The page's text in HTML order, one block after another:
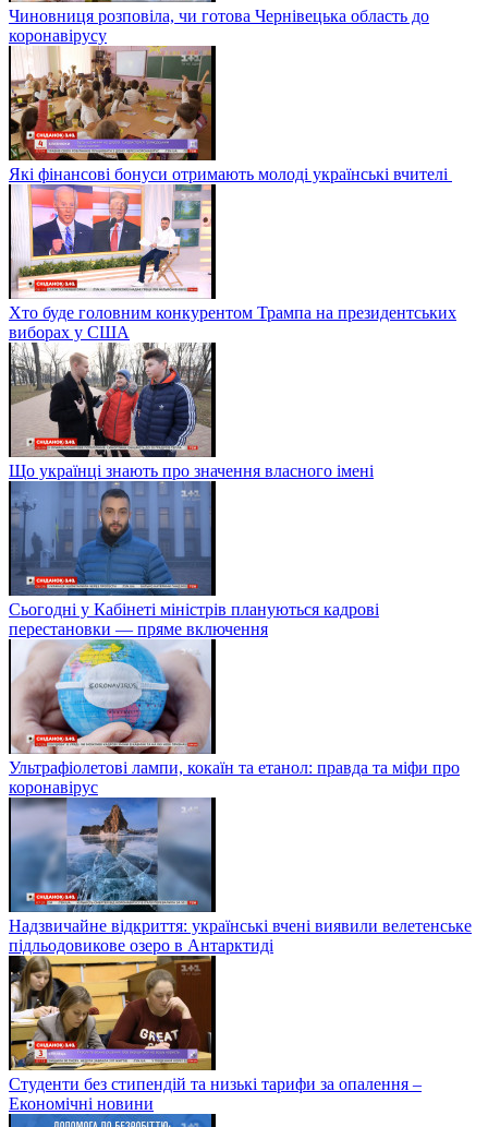
Чиновниця розповіла, чи готова Чернівецька область до
коронавірусу
Які фінансові бонуси отримають молоді українські вчителі
Хто буде головним конкурентом Трампа на президентських
виборах у США
Що українці знають про значення власного імені
Сьогодні у Кабінеті міністрів плануються кадрові
перестановки — пряме включення
Ультрафіолетові лампи, кокаїн та етанол: правда та міфи про
коронавірус
Надзвичайне відкриття: українські вчені виявили велетенське
підльодовикове озеро в Антарктиді
Студенти без стипендій та низькі тарифи за опалення –
Економічні новини